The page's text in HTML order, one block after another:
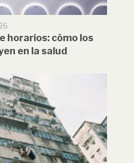
horarios: cómo los
en la salud